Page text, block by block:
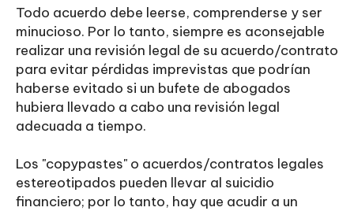
Todo acuerdo debe leerse, comprenderse y ser
minucioso. Por lo tanto, siempre es aconsejable
realizar una revisión legal de su acuerdo/contrato
para evitar pérdidas imprevistas que podrían
haberse evitado si un bufete de abogados
hubiera llevado a cabo una revisión legal
adecuada a tiempo.
Los "copypastes" o acuerdos/contratos legales
estereotipados pueden llevar al suicidio
financiero; por lo tanto, hay que acudir a un